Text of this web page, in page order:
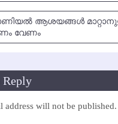
ആശയങ്ങള്‍
വേണം
Reply
address will not be published.